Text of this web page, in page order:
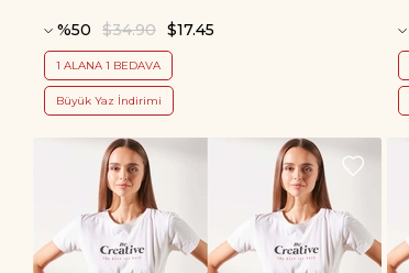
%50 $17.45
$34.90
1 ALANA 1 BEDAVA
Büyük Yaz İndirimi